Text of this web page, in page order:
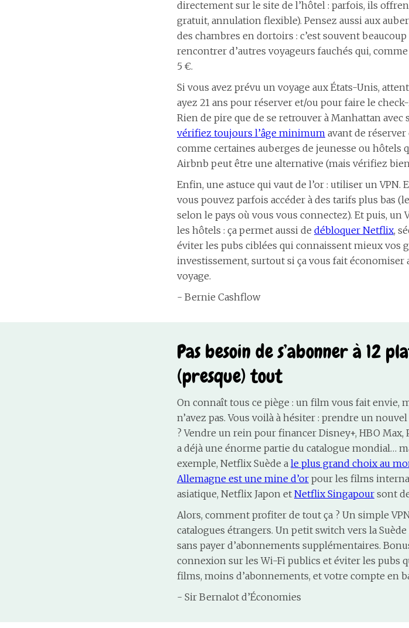
directement sur le site de l’hôtel : parfois, ils
gratuit, annulation flexible). Pensez aussi aux
des chambres en dortoirs : c’est souvent
rencontrer d’autres voyageurs fauchés qui,
5 €.
Si vous avez prévu un voyage aux États-Unis,
ayez 21 ans pour réserver et/ou pour faire le
Rien de pire que de se retrouver à Manhattan avec
vérifiez toujours l’âge minimum avant de
comme certaines auberges de jeunesse ou hôtels
Airbnb peut être une alternative (mais vérifiez
Enfin, une astuce qui vaut de l’or : utiliser un
vous pouvez parfois accéder à des tarifs plus bas
selon le pays où vous vous connectez). Et puis, un
les hôtels : ça permet aussi de débloquer Netflix,
éviter les pubs ciblées qui connaissent mieux vos
investissement, surtout si ça vous fait
voyage.
- Bernie Cashflow
Pas besoin de s’abonner à 12
(presque) tout
On connaît tous ce piège : un film vous fait envie,
n’avez pas. Vous voilà à hésiter : prendre un
? Vendre un rein pour financer Disney+, HBO
a déjà une énorme partie du catalogue mondial…
exemple, Netflix Suède a le plus grand choix au
Allemagne est une mine d’or pour les films
asiatique, Netflix Japon et Netflix Singapour sont
Alors, comment profiter de tout ça ? Un simple
catalogues étrangers. Un petit switch vers la
sans payer d’abonnements supplémentaires.
connexion sur les Wi-Fi publics et éviter les pubs
films, moins d’abonnements, et votre compte en
- Sir Bernalot d’Économies